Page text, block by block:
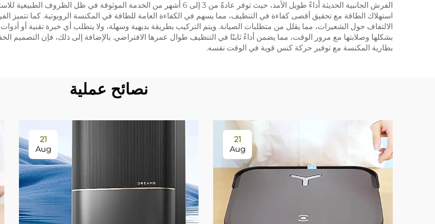
الفرش الجانبية الحديثة أداءً طويل الأمد، حيث توفر عادةً من 3 إلى 6 أشهر من الخدمة
استهلاك الطاقة مع تحقيق أقصى كفاءة في التنظيف، مما يسهم في الكفاءة العامة للطاقة في المكنسة الروبوتية. كما تتميز
الالتفاف حول الشعيرات، مما يقلل من متطلبات الصيانة. ويتم التركيب بطريقة بديهية وسهلة، ولا يتطلب أي خبرة تقنية أو
بشكلها وصلابتها مع مرور الوقت، مما يضمن أداءً ثابتًا في التنظيف طوال عمرها الافتراضي. بالإضافة إلى ذلك، فإن
بطارية المكنسة مع توفير حركة كنس قوية في الوقت نفسه.
نصائح عملية
21
Aug
21
Aug